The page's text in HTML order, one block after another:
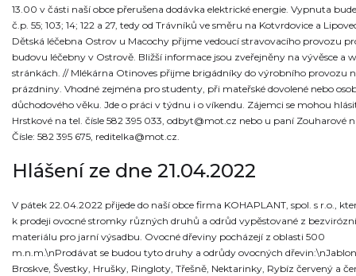
13.00 v části naší obce přerušena dodávka elektrické energie. Vypnuta
č.p. 55; 103; 14; 122 a 27, tedy od Trávníků ve směru na Kotvrdovice a
Dětská léčebna Ostrov u Macochy přijme vedoucí stravovacího provozu
budovu léčebny v Ostrově. Bližší informace jsou zveřejněny na vývěsce a
stránkách. // Mlékárna Otinoves přijme brigádníky do výrobního provozu
prázdniny. Vhodné zejména pro studenty, při mateřské dovolené nebo
důchodového věku. Jde o práci v týdnu i o víkendu. Zájemci se mohou
Hrstkové na tel. čísle 582 395 033, odbyt@mot.cz nebo u paní Zouharové
Čísle: 582 395 675, reditelka@mot.cz.
Hlášení ze dne 21.04.2022
V pátek 22.04.2022 přijede do naší obce firma KOHAPLANT, spol. s r.o.,
k prodeji ovocné stromky různých druhů a odrůd vypěstované z
materiálu pro jarní výsadbu. Ovocné dřeviny pocházejí z oblasti 500
m.n.m.\nProdávat se budou tyto druhy a odrůdy ovocných
Broskve, Švestky, Hrušky, Ringloty, Třešně, Nektarinky, Rybíz červený a